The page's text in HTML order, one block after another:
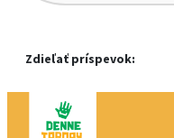
Zdieľať príspevok: